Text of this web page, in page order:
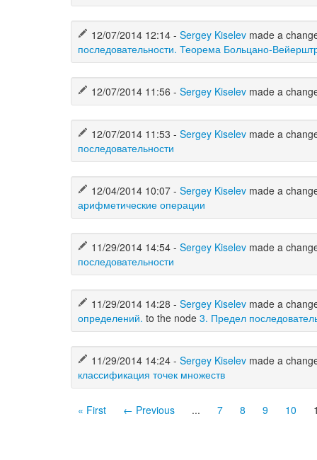
12/07/2014 12:14 - Sergey Kiselev made a
последовательности. Теорема Больцано-
12/07/2014 11:56 - Sergey Kiselev made a
12/07/2014 11:53 - Sergey Kiselev made a
последовательности
12/04/2014 10:07 - Sergey Kiselev made a
арифметические операции
11/29/2014 14:54 - Sergey Kiselev made a
последовательности
11/29/2014 14:28 - Sergey Kiselev made a
определений. to the node 3. Предел
11/29/2014 14:24 - Sergey Kiselev made a
классификация точек множеств
« First ← Previous ... 7 8 9 10